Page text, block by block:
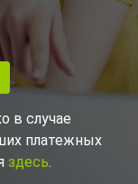
в случае
платежных
здесь.